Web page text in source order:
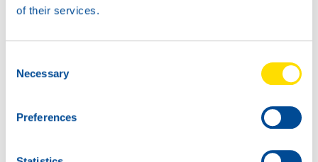
of their services.
Selection
Necessary
Preferences
TURBINE POWER